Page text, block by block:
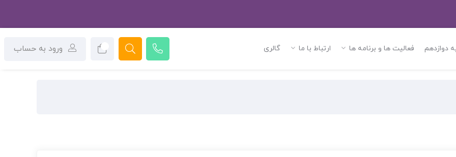
دوازدهم فعالیت ها و برنامه ها ارتباط با ما گالری ورود به حساب